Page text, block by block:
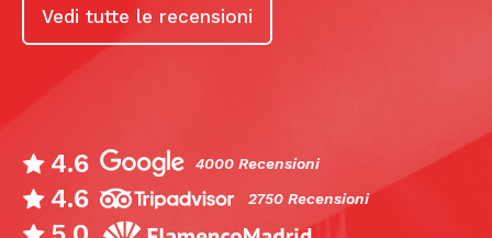
Vedi tutte le recensioni
4.6 4000 Recensioni
4.6 2750 Recensioni